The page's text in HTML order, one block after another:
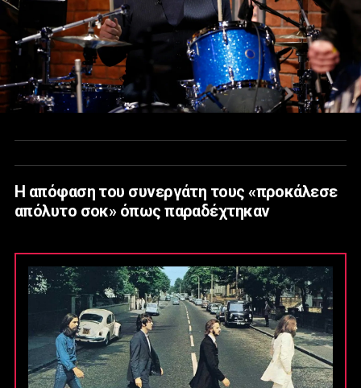
Η απόφαση του συνεργάτη τους «προκάλεσε
απόλυτο σοκ» όπως παραδέχτηκαν